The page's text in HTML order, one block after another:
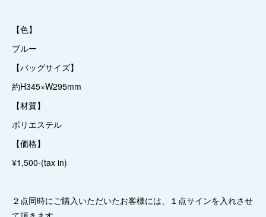
【色】
ブルー
【バッグサイズ】
約H345×W295mm
【材質】
ポリエステル
【価格】
¥1,500-(tax in)
２点同時にご購入いただいたお客様には、１点サインを入れさせ